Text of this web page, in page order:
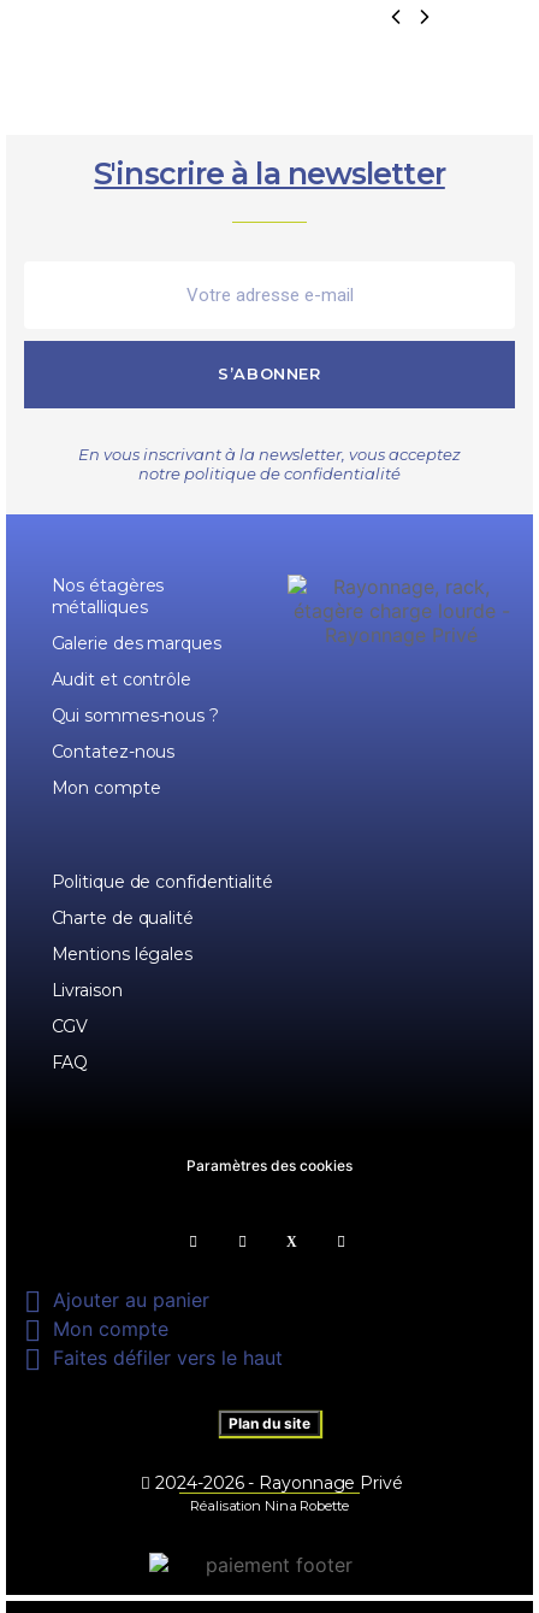
S'inscrire à la newsletter
S’ABONNER
En vous inscrivant à la newsletter, vous acceptez
notre politique de confidentialité
Nos étagères
métalliques
Galerie des marques
Audit et contrôle
Qui sommes-nous ?
Contatez-nous
Mon compte
Politique de confidentialité
Charte de qualité
Mentions légales
Livraison
CGV
FAQ
Paramètres des cookies
 Ajouter au panier
 Mon compte
 Faites défiler vers le haut
Plan du site
2024-2026 - Rayonnage Privé
Réalisation Nina Robette